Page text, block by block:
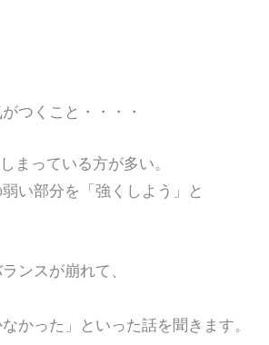
つくこと・・・・
まっている方が多い。
部分を「強くしよう」と
スが崩れて、
」といった話を聞きます。